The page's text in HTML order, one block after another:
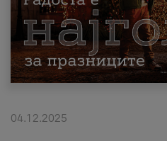
Приватни Деловни
Поддршка
Надополни кредит
04.12.2025